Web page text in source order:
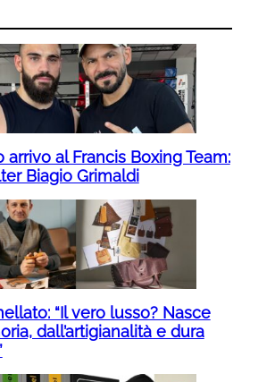
arrivo al Francis Boxing Team:
Biagio Grimaldi
“Il vero lusso? Nasce
dall’artigianalità e dura